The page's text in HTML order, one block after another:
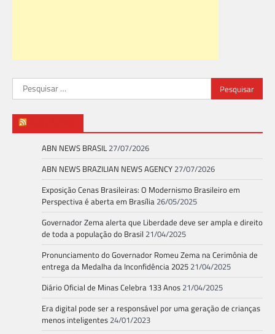
Pesquisar
por:
ABN NEWS BRASIL 27/07/2026
ABN NEWS BRAZILIAN NEWS AGENCY 27/07/2026
Exposição Cenas Brasileiras: O Modernismo Brasileiro em
Perspectiva é aberta em Brasília 26/05/2025
Governador Zema alerta que Liberdade deve ser ampla e direito
de toda a população do Brasil 21/04/2025
Pronunciamento do Governador Romeu Zema na Cerimônia de
entrega da Medalha da Inconfidência 2025 21/04/2025
Diário Oficial de Minas Celebra 133 Anos 21/04/2025
Era digital pode ser a responsável por uma geração de crianças
menos inteligentes 24/01/2023